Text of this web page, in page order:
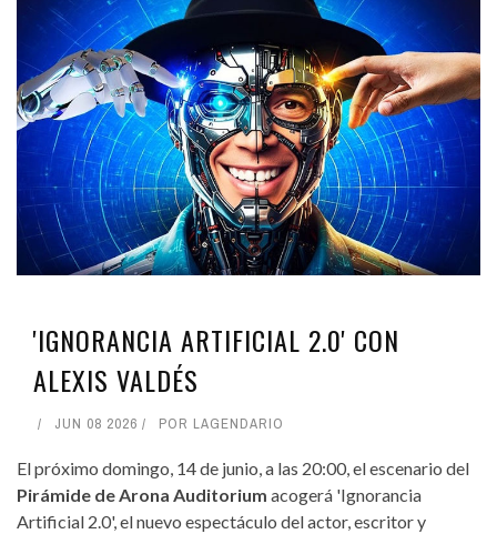
'IGNORANCIA ARTIFICIAL 2.0' CON
ALEXIS VALDÉS
JUN 08 2026 POR LAGENDARIO
El próximo domingo, 14 de junio, a las 20:00, el escenario del
Pirámide de Arona Auditorium acogerá 'Ignorancia
Artificial 2.0', el nuevo espectáculo del actor, escritor y